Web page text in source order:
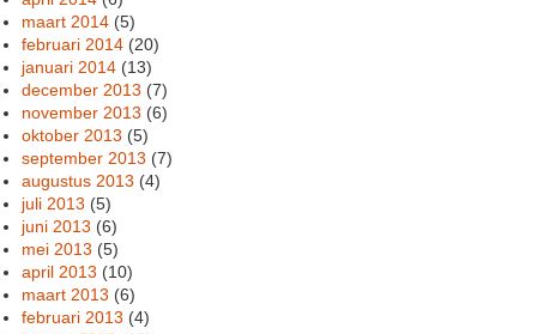
maart 2014 (5)
februari 2014 (20)
januari 2014 (13)
december 2013 (7)
november 2013 (6)
oktober 2013 (5)
september 2013 (7)
augustus 2013 (4)
juli 2013 (5)
juni 2013 (6)
mei 2013 (5)
april 2013 (10)
maart 2013 (6)
februari 2013 (4)